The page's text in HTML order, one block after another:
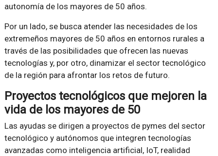
autonomía de los mayores de 50 años.
Por un lado, se busca atender las necesidades de los
extremeños mayores de 50 años en entornos rurales a
través de las posibilidades que ofrecen las nuevas
tecnologías y, por otro, dinamizar el sector tecnológico
de la región para afrontar los retos de futuro.
Proyectos tecnológicos que mejoren la
vida de los mayores de 50
Las ayudas se dirigen a proyectos de pymes del sector
tecnológico y autónomos que integren tecnologías
avanzadas como inteligencia artificial, IoT, realidad